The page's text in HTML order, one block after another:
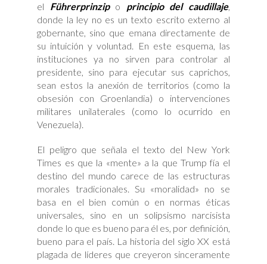
el Führerprinzipo principio del caudillaje,
donde la ley no es un texto escrito externo al
gobernante, sino que emana directamente de
su intuición y voluntad. En este esquema, las
instituciones ya no sirven para controlar al
presidente, sino para ejecutar sus caprichos,
sean estos la anexión de territorios (como la
obsesión con Groenlandia) o intervenciones
militares unilaterales (como lo ocurrido en
Venezuela).
El peligro que señala el texto del New York
Times es que la «mente» a la que Trump fía el
destino del mundo carece de las estructuras
morales tradicionales. Su «moralidad» no se
basa en el bien común o en normas éticas
universales, sino en un solipsismo narcisista
donde lo que es bueno para él es, por definición,
bueno para el país. La historia del siglo XX está
plagada de líderes que creyeron sinceramente